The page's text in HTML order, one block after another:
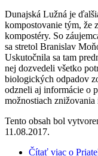
Dunajská Lužná je
kompostovanie tým, že
kompostéry. So
sa stretol Branislav
Uskutočnila sa tam
nej dozvedeli všetko
biologických odpadov
odzneli aj informácie o
možnostiach
Tento obsah bol
11.08.2017.
Čítať viac o